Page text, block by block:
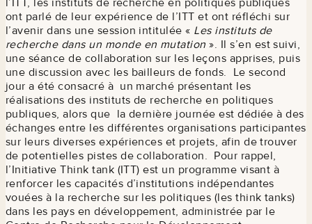
ont parlé de leur expérience de l’ITT et ont réfléchi sur
l’avenir dans une session intitulée « Les instituts de
recherche dans un monde en mutation ». Il s’en est suivi,
une séance de collaboration sur les leçons apprises, puis
une discussion avec les bailleurs de fonds. Le second
jour a été consacré à un marché présentant les
réalisations des instituts de recherche en politiques
publiques, alors que la dernière journée est dédiée à des
échanges entre les différentes organisations participantes
sur leurs diverses expériences et projets, afin de trouver
de potentielles pistes de collaboration. Pour rappel,
l’Initiative Think tank (ITT) est un programme visant à
renforcer les capacités d’institutions indépendantes
vouées à la recherche sur les politiques (les think tanks)
dans les pays en développement, administrée par le